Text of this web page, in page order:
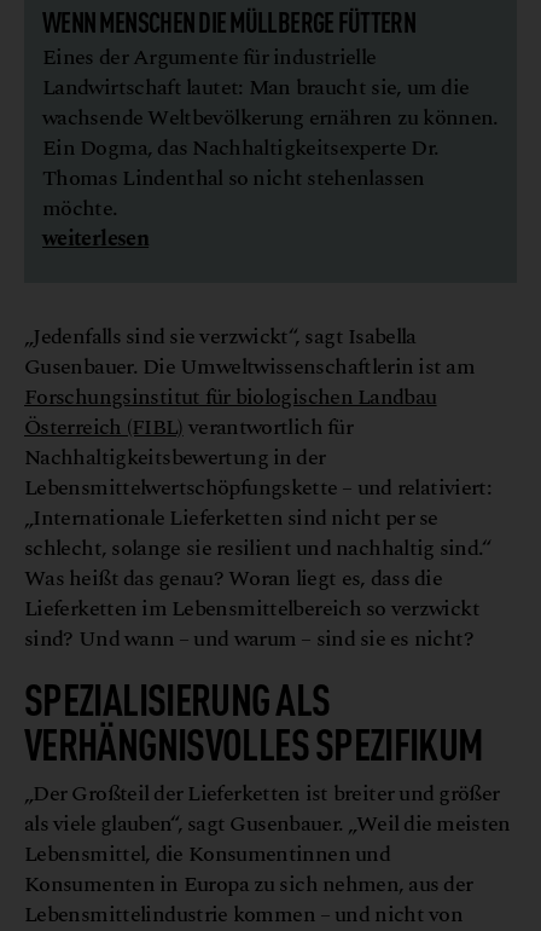
WENN MENSCHEN DIE MÜLLBERGE FÜTTERN
Eines der Argumente für industrielle
Landwirtschaft lautet: Man braucht sie, um die
wachsende Weltbevölkerung ernähren zu können.
Ein Dogma, das Nachhaltigkeitsexperte Dr.
Thomas Lindenthal so nicht stehenlassen
möchte.
weiterlesen
„Jedenfalls sind sie verzwickt“, sagt Isabella
Gusenbauer. Die Umweltwissenschaftlerin ist am
Forschungsinstitut für biologischen Landbau
Österreich (FIBL)verantwortlich für
Nachhaltigkeitsbewertung in der
Lebensmittelwertschöpfungskette – und relativiert:
„Internationale Lieferketten sind nicht per se
schlecht, solange sie resilient und nachhaltig sind.“
Was heißt das genau? Woran liegt es, dass die
Lieferketten im Lebensmittelbereich so verzwickt
sind? Und wann – und warum – sind sie es nicht?
SPEZIALISIERUNG ALS
VERHÄNGNISVOLLES SPEZIFIKUM
„Der Großteil der Lieferketten ist breiter und größer
als viele glauben“, sagt Gusenbauer. „Weil die meisten
Lebensmittel, die Konsumentinnen und
Konsumenten in Europa zu sich nehmen, aus der
Lebensmittelindustrie kommen – und nicht von